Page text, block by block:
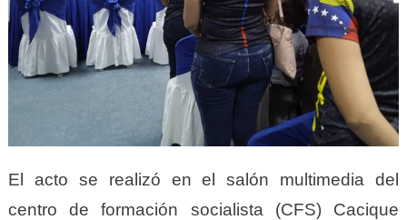
El acto se realizó en el salón multimedia del
centro de formación socialista (CFS) Cacique